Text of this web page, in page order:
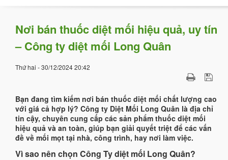
Nơi bán thuốc diệt mối hiệu quả, uy tín
– Công ty diệt mối Long Quân
Thứ hai - 30/12/2024 20:42
Bạn đang tìm kiếm nơi bán thuốc diệt mối chất lượng cao
với giá cả hợp lý? Công ty Diệt Mối Long Quân là địa chỉ
tin cậy, chuyên cung cấp các sản phẩm thuốc diệt mối
hiệu quả và an toàn, giúp bạn giải quyết triệt để các vấn
đề về mối mọt tại nhà, công trình, hay nơi làm việc.
Vì sao nên chọn Công Ty diệt mối Long Quân?